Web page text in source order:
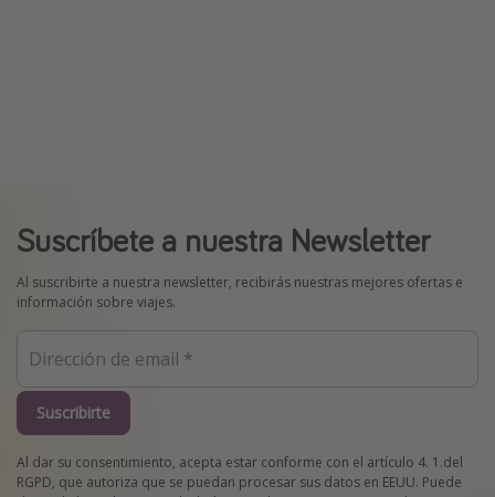
Suscríbete a nuestra Newsletter
Al suscribirte a nuestra newsletter, recibirás nuestras mejores ofertas e
información sobre viajes.
Suscribirte
Al dar su consentimiento, acepta estar conforme con el artículo 4. 1.del
RGPD, que autoriza que se puedan procesar sus datos en EEUU. Puede